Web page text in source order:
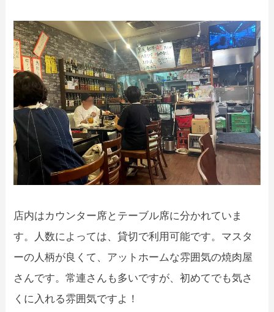
店内はカウンター席とテーブル席に分かれていま
す。人数によっては、貸切で利用可能です。マスタ
ーの人柄が良くて、アットホームな雰囲気の焼肉屋
さんです。常連さんも多いですが、初めてでも気さ
くに入れる雰囲気ですよ！